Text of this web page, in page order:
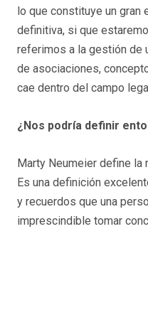
lo que constituye un gran
definitiva, si que
referimos a la gestión de
de asociaciones,
cae dentro del campo
¿Nos podría definir
Marty Neumeier define la
Es una definición
y recuerdos que una
imprescindible tomar